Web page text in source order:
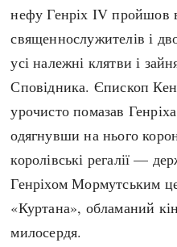
нефу Генріх ІV пройшов
священнослужителів і
усі належні клятви і
Сповідника. Єпископ
урочисто помазав
одягнувши на нього
королівські регалії —
Генріхом Мормутським
«Куртана», обламаний
милосердя.